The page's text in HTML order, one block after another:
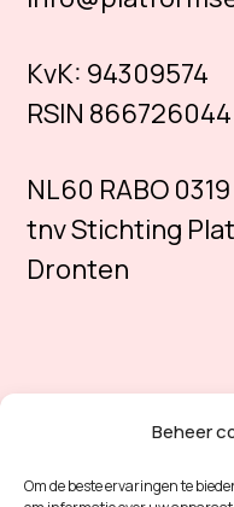
Beheer
Om de beste ervaringen te
KvK: 94309574
RSIN 866726044
NL60 RABO
tnv Stichting
Dronten